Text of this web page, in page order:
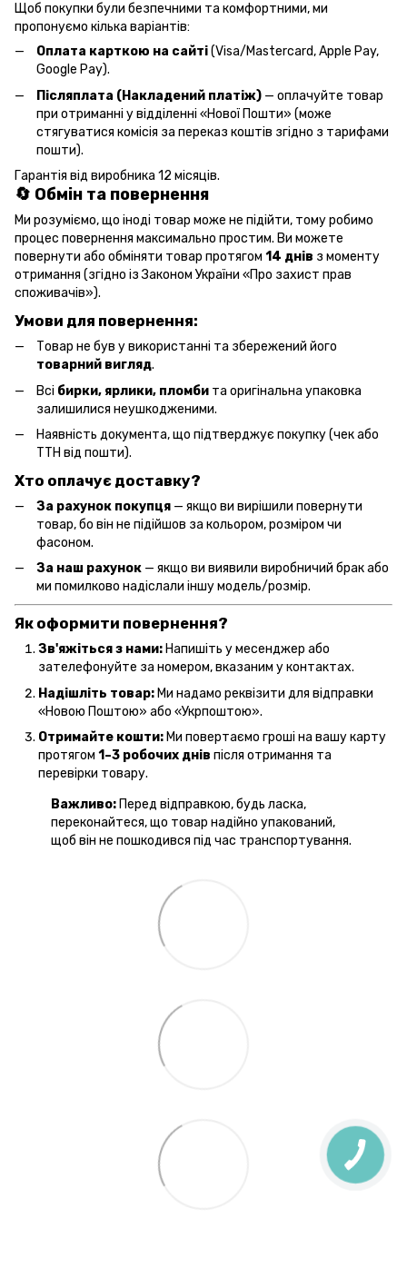
Щоб покупки були безпечними та комфортними, ми
пропонуємо кілька варіантів:
Оплата карткою на сайті(Visa/Mastercard, Apple Pay,
Google Pay).
Післяплата (Накладений платіж) — оплачуйте товар
при отриманні у відділенні «Нової Пошти» (може
стягуватися комісія за переказ коштів згідно з тарифами
пошти).
Гарантія від виробника 12 місяців.
🔄 Обмін та повернення
Ми розуміємо, що іноді товар може не підійти, тому робимо
процес повернення максимально простим. Ви можете
повернути або обміняти товар протягом 14 днів з моменту
отримання (згідно із Законом України «Про захист прав
споживачів»).
Умови для повернення:
Товар не був у використанні та збережений його
товарний вигляд.
Всі бирки, ярлики, пломби та оригінальна упаковка
залишилися неушкодженими.
Наявність документа, що підтверджує покупку (чек або
ТТН від пошти).
Хто оплачує доставку?
За рахунок покупця — якщо ви вирішили повернути
товар, бо він не підійшов за кольором, розміром чи
фасоном.
За наш рахунок — якщо ви виявили виробничий брак або
ми помилково надіслали іншу модель/розмір.
Як оформити повернення?
Зв'яжіться з нами: Напишіть у месенджер або
зателефонуйте за номером, вказаним у контактах.
Надішліть товар: Ми надамо реквізити для відправки
«Новою Поштою» або «Укрпоштою».
Отримайте кошти: Ми повертаємо гроші на вашу карту
протягом 1–3 робочих днів після отримання та
перевірки товару.
Важливо: Перед відправкою, будь ласка,
переконайтеся, що товар надійно упакований,
щоб він не пошкодився під час транспортування.